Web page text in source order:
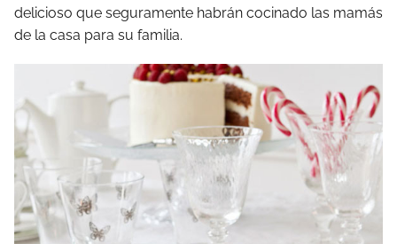
delicioso que seguramente habrán cocinado las mamás
de la casa para su familia.